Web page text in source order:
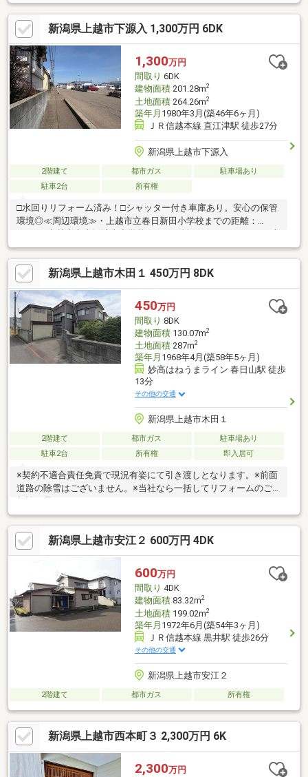
新潟県上越市下源入 1,300万円 6DK
1,300万円
間取り 6DK
建物面積201.28m2
土地面積264.26m2
築年月 1980年3月(築46年6ヶ月)
ＪＲ信越本線 直江津駅 徒歩27分
新潟県上越市下源入
2階建て 都市ガス
駐車場あり
駐車2台
所有権
□水回りリフォーム済み！□シャッター付き車庫あり。安心の保管
環境◎≪周辺環境≫・上越市立春日新田小学校までの距離：
越下門前店までの距離：616m・イオン下門前店までの距離：
1292m・ツルハドラッグ上越春日新田店までの距離：423m≪備考
≫・現在居住中のため、内覧はご相談ください
新潟県上越市木田１ 450万円 8DK
450万円
間取り 8DK
建物面積130.07m2
土地面積287m2
築年月 1968年4月(築58年5ヶ月)
妙高はねうまライン 春日山駅 徒歩
13分
その他の交通
新潟県上越市木田１
2階建て 都市ガス
駐車場あり
駐車2台
所有権 即入居可
※契約不適合責任免責で現況有姿にて引き渡しとなります。※前面
道路の除雪はございません。※当社なら一括してリフォームのご
新潟県上越市安江２ 600万円 4DK
600万円
間取り 4DK
建物面積83.32m2
土地面積199.02m2
築年月 1972年6月(築54年3ヶ月)
ＪＲ信越本線 黒井駅 徒歩26分
その他の交通
新潟県上越市安江２
2階建て 都市ガス 所有権
新潟県上越市西本町３ 2,300万円 6K
2,300万円